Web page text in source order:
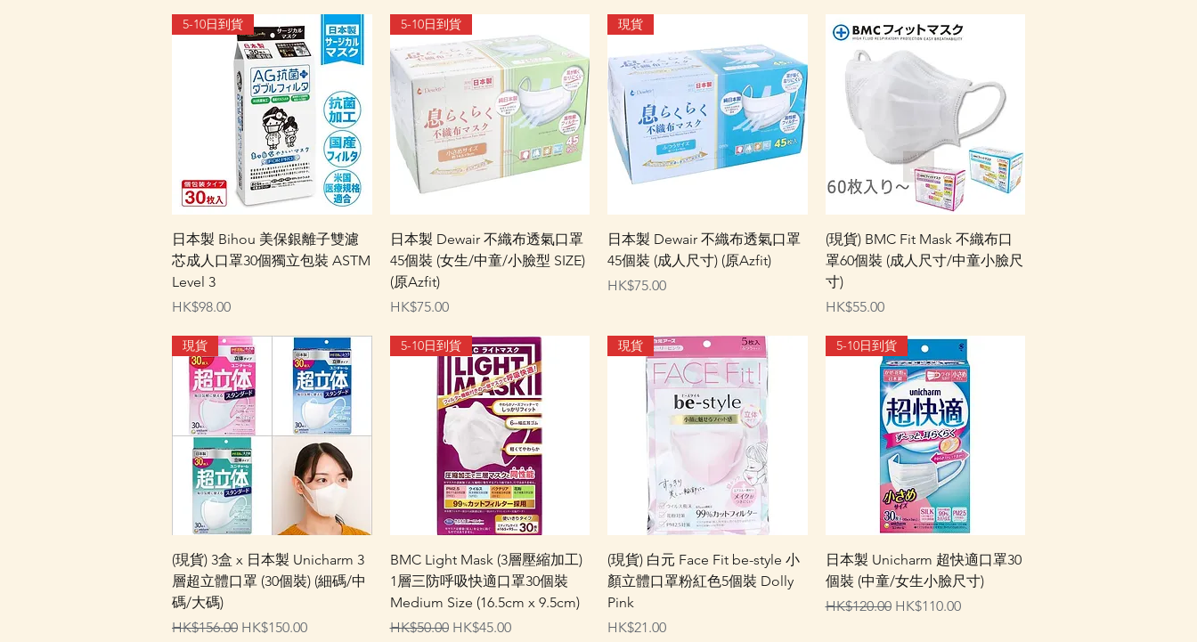
快速瀏覽
5-10日到貨
日本製 Bihou 美保銀離子雙濾
芯成人口罩30個獨立包裝 ASTM
Level 3
價格
HK$98.00
快速瀏覽
5-10日到貨
日本製 Dewair 不織布透氣口罩
45個裝 (女生/中童/小臉型 SIZE)
(原Azfit)
價格
HK$75.00
快速瀏覽
現貨
日本製 Dewair 不織布透氣口罩
45個裝 (成人尺寸) (原Azfit)
價格
HK$75.00
快速瀏覽
(現貨) BMC Fit Mask 不織布口
罩60個裝 (成人尺寸/中童小臉尺
寸)
價格
HK$55.00
快速瀏覽
現貨
(現貨) 3盒 x 日本製 Unicharm 3
層超立體口罩 (30個裝) (細碼/中
碼/大碼)
一般價格
HK$156.00 促銷價格
HK$150.00
快速瀏覽
5-10日到貨
BMC Light Mask (3層壓縮加工)
1層三防呼吸快適口罩30個裝
Medium Size (16.5cm x 9.5cm)
一般價格
HK$50.00 促銷價格
HK$45.00
快速瀏覽
現貨
(現貨) 白元 Face Fit be-style 小
顏立體口罩粉紅色5個裝 Dolly
Pink
價格
HK$21.00
快速瀏覽
5-10日到貨
日本製 Unicharm 超快適口罩30
個裝 (中童/女生小臉尺寸)
一般價格
HK$120.00 促銷價格
HK$110.00